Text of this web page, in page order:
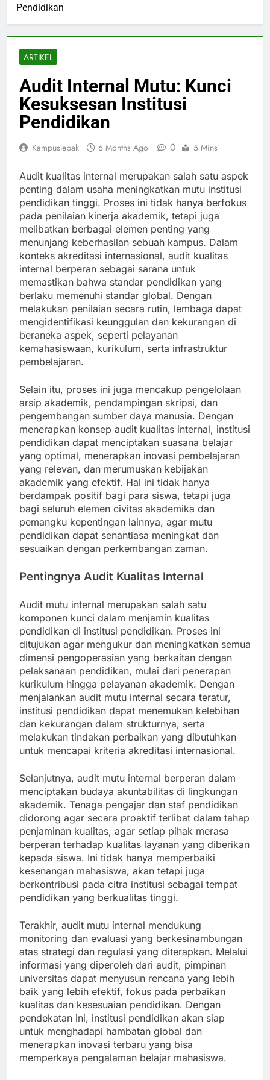
Pendidikan
ARTIKEL
Audit Internal Mutu: Kunci
Kesuksesan Institusi
Pendidikan
Kampuslebak 6 Months Ago 0 5 Mins
Audit kualitas internal merupakan salah satu aspek
penting dalam usaha meningkatkan mutu institusi
pendidikan tinggi. Proses ini tidak hanya berfokus
pada penilaian kinerja akademik, tetapi juga
melibatkan berbagai elemen penting yang
menunjang keberhasilan sebuah kampus. Dalam
konteks akreditasi internasional, audit kualitas
internal berperan sebagai sarana untuk
memastikan bahwa standar pendidikan yang
berlaku memenuhi standar global. Dengan
melakukan penilaian secara rutin, lembaga dapat
mengidentifikasi keunggulan dan kekurangan di
beraneka aspek, seperti pelayanan
kemahasiswaan, kurikulum, serta infrastruktur
pembelajaran.
Selain itu, proses ini juga mencakup pengelolaan
arsip akademik, pendampingan skripsi, dan
pengembangan sumber daya manusia. Dengan
menerapkan konsep audit kualitas internal, institusi
pendidikan dapat menciptakan suasana belajar
yang optimal, menerapkan inovasi pembelajaran
yang relevan, dan merumuskan kebijakan
akademik yang efektif. Hal ini tidak hanya
berdampak positif bagi para siswa, tetapi juga
bagi seluruh elemen civitas akademika dan
pemangku kepentingan lainnya, agar mutu
pendidikan dapat senantiasa meningkat dan
sesuaikan dengan perkembangan zaman.
Pentingnya Audit Kualitas Internal
Audit mutu internal merupakan salah satu
komponen kunci dalam menjamin kualitas
pendidikan di institusi pendidikan. Proses ini
ditujukan agar mengukur dan meningkatkan semua
dimensi pengoperasian yang berkaitan dengan
pelaksanaan pendidikan, mulai dari penerapan
kurikulum hingga pelayanan akademik. Dengan
menjalankan audit mutu internal secara teratur,
institusi pendidikan dapat menemukan kelebihan
dan kekurangan dalam strukturnya, serta
melakukan tindakan perbaikan yang dibutuhkan
untuk mencapai kriteria akreditasi internasional.
Selanjutnya, audit mutu internal berperan dalam
menciptakan budaya akuntabilitas di lingkungan
akademik. Tenaga pengajar dan staf pendidikan
didorong agar secara proaktif terlibat dalam tahap
penjaminan kualitas, agar setiap pihak merasa
berperan terhadap kualitas layanan yang diberikan
kepada siswa. Ini tidak hanya memperbaiki
kesenangan mahasiswa, akan tetapi juga
berkontribusi pada citra institusi sebagai tempat
pendidikan yang berkualitas tinggi.
Terakhir, audit mutu internal mendukung
monitoring dan evaluasi yang berkesinambungan
atas strategi dan regulasi yang diterapkan. Melalui
informasi yang diperoleh dari audit, pimpinan
universitas dapat menyusun rencana yang lebih
baik yang lebih efektif, fokus pada perbaikan
kualitas dan kesesuaian pendidikan. Dengan
pendekatan ini, institusi pendidikan akan siap
untuk menghadapi hambatan global dan
menerapkan inovasi terbaru yang bisa
memperkaya pengalaman belajar mahasiswa.